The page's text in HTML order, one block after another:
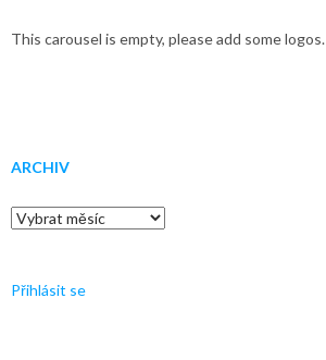
This carousel is empty, please add some logos.
ARCHIV
Archiv
Přihlásit se